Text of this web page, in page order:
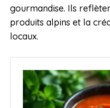
gourmandise. Ils
produits alpins et la
locaux.